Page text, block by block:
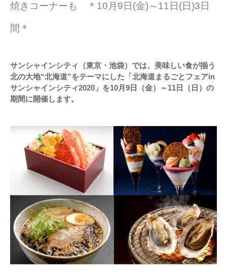
焼きコーナーも ＊10月9日(金)～11日(日)3日
間＊
サンシャインシティ（東京・池袋）では、美味しい食が揃う
北の大地“北海道”をテーマにした「北海道まるごとフェアin
サンシャインシティ2020」を10月9日（金）～11日（日）の
期間に開催します。